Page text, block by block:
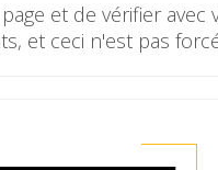
et de vérifier
et ceci n'est pas